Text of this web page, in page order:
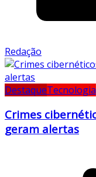
Redação
DestaqueTecnologia
Crimes
geram alertas